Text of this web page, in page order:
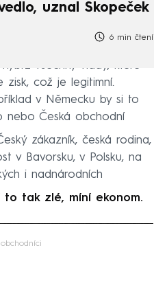
uznal Skopeček
6 min čtení
všechny vlády, které
zisk, což je legitimní.
v Německu by si to
nebo Česká obchodní
zákazník, česká rodina,
v Bavorsku, v Polsku, na
i nadnárodních
to tak zlé, míní ekonom.
obchodníci